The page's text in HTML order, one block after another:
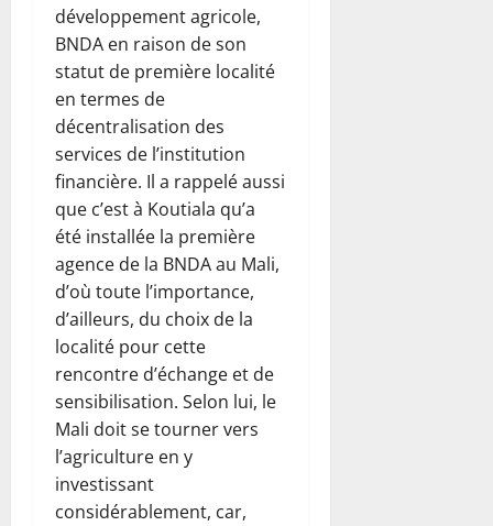
développement agricole,
BNDA en raison de son
statut de première localité
en termes de
décentralisation des
services de l’institution
financière. Il a rappelé aussi
que c’est à Koutiala qu’a
été installée la première
agence de la BNDA au Mali,
d’où toute l’importance,
d’ailleurs, du choix de la
localité pour cette
rencontre d’échange et de
sensibilisation. Selon lui, le
Mali doit se tourner vers
l’agriculture en y
investissant
considérablement, car,